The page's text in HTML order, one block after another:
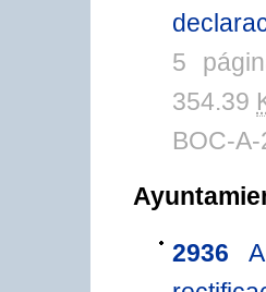
5
354.39
BOC-
2936